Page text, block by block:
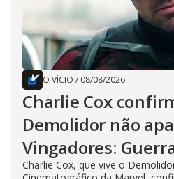
O VÍCIO / 08/08/2026
Charlie Cox
Demolidor não
Vingadores:
Charlie Cox, que vive o